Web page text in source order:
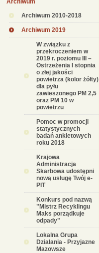
Archiwum
Archiwum 2010-2018
Archiwum 2019
W związku z
przekroczeniem w
2019 r. poziomu III –
Ostrzeżenia I stopnia
o złej jakości
powietrza (kolor żółty)
dla pyłu
zawieszonego PM 2,5
oraz PM 10 w
powietrzu
Pomoc w promocji
statystycznych
badań ankietowych
roku 2018
Krajowa
Administracja
Skarbowa udostępni
nową usługę Twój e-
PIT
Konkurs pod nazwą
"Mistrz Recyklingu
Maks porządkuje
odpady"
Lokalna Grupa
Działania - Przyjazne
Mazowsze